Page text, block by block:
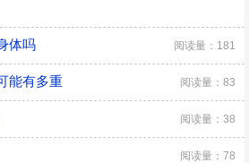
体吗 阅读量：181
能有多重 阅读量：83
阅读量：38
阅读量：78